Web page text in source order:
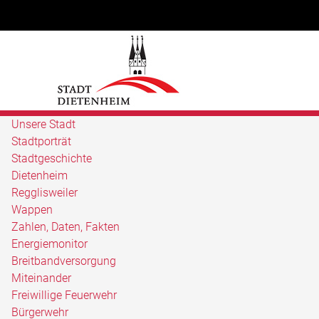
Unsere Stadt
Stadtporträt
Stadtgeschichte
Dietenheim
Regglisweiler
Wappen
Zahlen, Daten, Fakten
Energiemonitor
Breitbandversorgung
Miteinander
Freiwillige Feuerwehr
Bürgerwehr